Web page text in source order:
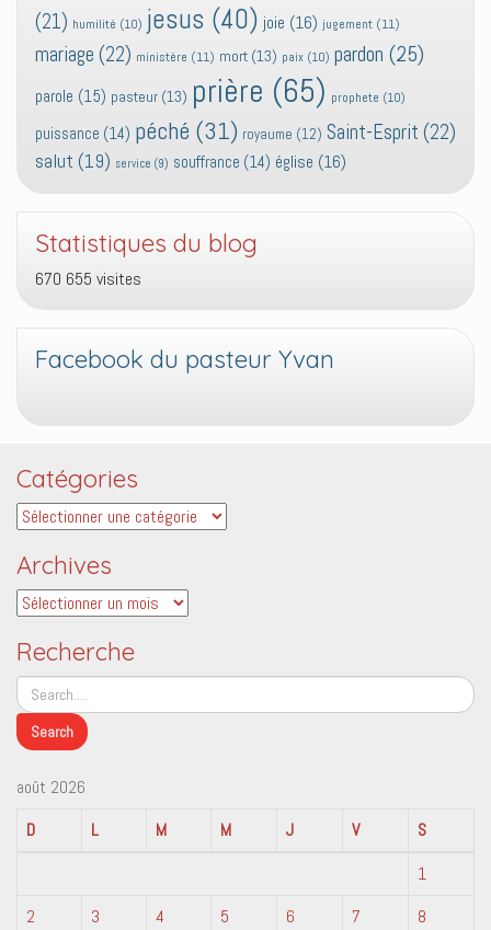
(21) humilité (10) jesus (40) joie (16) jugement (11)
mariage (22) ministère (11) mort (13) paix (10) pardon (25)
parole (15) pasteur (13) prière (65) prophete (10)
puissance (14) péché (31) royaume (12) Saint-Esprit (22)
salut (19) service (9) souffrance (14) église (16)
Statistiques du blog
670 655 visites
Facebook du pasteur Yvan
Catégories
Catégories
Archives
Archives
Recherche
août 2026
D
L M M J V
S
1
2
3 4 5 6 7
8